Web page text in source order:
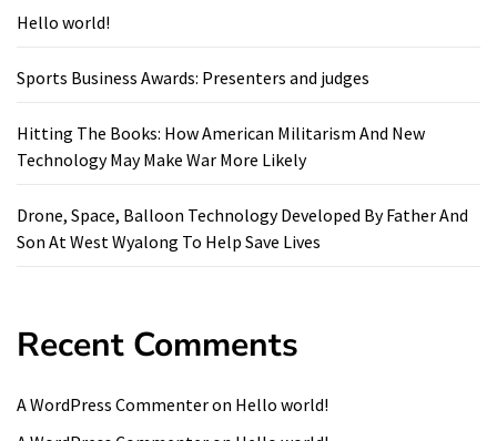
Hello world!
Sports Business Awards: Presenters and judges
Hitting The Books: How American Militarism And New
Technology May Make War More Likely
Drone, Space, Balloon Technology Developed By Father And
Son At West Wyalong To Help Save Lives
Recent Comments
A WordPress Commenteron Hello world!